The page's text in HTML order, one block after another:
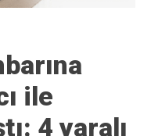
ile
4 yaralı